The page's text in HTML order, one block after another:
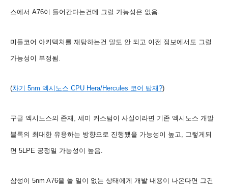
스에서 A76이 들어간다는건데 그럴 가능성은 없음.
미들코어 아키텍처를 재탕하는건 말도 안 되고 이전 정보에서도 그럴
가능성이 부정됨.
(차기 5nm 엑시노스 CPU Hera/Hercules 코어 탑재?)
구글 엑시노스의 존재, 세미 커스텀이 사실이라면 기존 엑시노스 개발
블록의 최대한 유용하는 방향으로 진행됐을 가능성이 높고, 그렇게 되
면 5LPE 공정일 가능성이 높음.
삼성이 5nm A76을 쓸 일이 없는 상태에게 개발 내용이 나온다면 그건